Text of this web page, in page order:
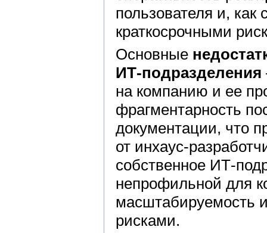
пользователя и,
краткосрочными
Основные
ИТ-подразделения
на компанию и ее
фрагментарность
документации, что
от инхаус-
собственное ИТ-
непрофильной для
масштабируемость
рисками.